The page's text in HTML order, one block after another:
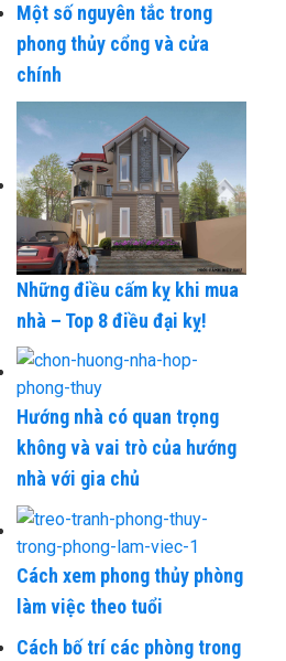
Một số nguyên tắc trong
phong thủy cổng và cửa
chính
Những điều cấm kỵ khi mua
nhà – Top 8 điều đại kỵ!
Hướng nhà có quan trọng
không và vai trò của hướng
nhà với gia chủ
Cách xem phong thủy phòng
làm việc theo tuổi
Cách bố trí các phòng trong